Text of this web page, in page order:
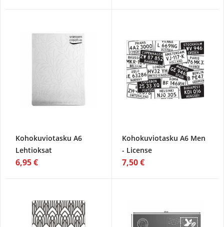
Kohokuviotasku A6
Lehtioksat
6,95 €
Kohokuviotasku A6 Men
- License
7,50 €